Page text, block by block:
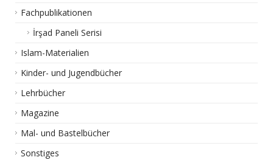
Fachpublikationen
İrşad Paneli Serisi
Islam-Materialien
Kinder- und Jugendbücher
Lehrbücher
Magazine
Mal- und Bastelbücher
Sonstiges